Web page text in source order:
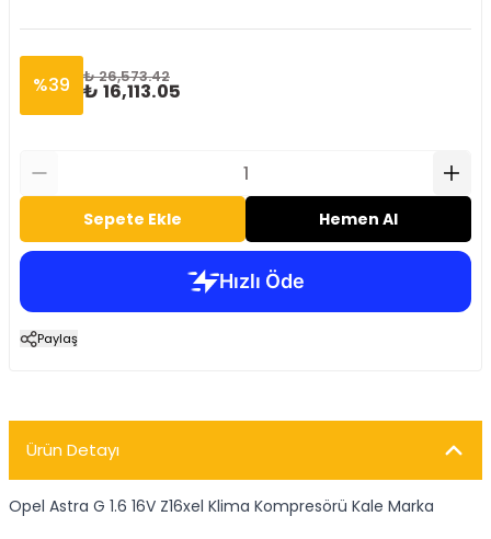
%39 ₺ 26,573.42
₺ 16,113.05
Sepete Ekle Hemen Al
Paylaş
Ürün Detayı
Opel Astra G 1.6 16V Z16xel Klima Kompresörü Kale Marka